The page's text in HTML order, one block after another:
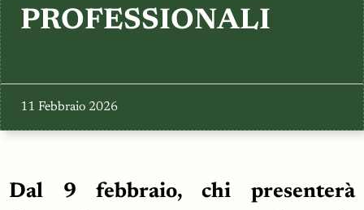
PROFESSIONALI
11 Febbraio 2026
Dal 9 febbraio, chi presenterà